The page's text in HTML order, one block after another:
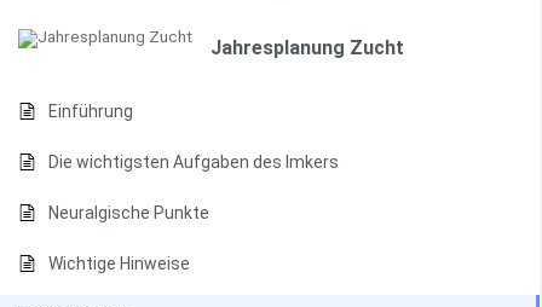
Jahresplanung Zucht
Einführung
Die wichtigsten Aufgaben des Imkers
Neuralgische Punkte
Wichtige Hinweise